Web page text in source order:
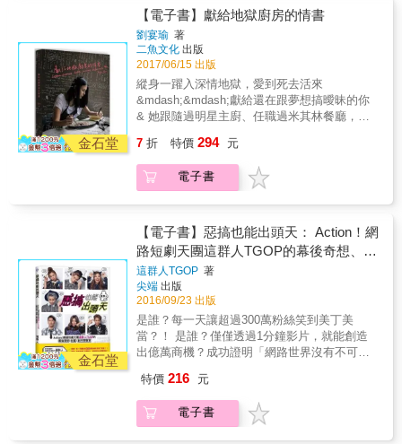
影響力，讓他人因我們的存在而生活有所改
善。李康瑞長期關注社會慈善，支持 NU SKIN
善的力量各項公益活動、捐贈救災車輛協助偏
鄉救護、甚至遠至非洲援助貧困的馬拉威孩
童。他在臉書也幾乎每天直播，希望能傳達一
些善意的正向能量給社會，以熱情與溫暖成就
自己與他人的幸福。 & 改變自我，逆轉人生 每
一篇文章皆以「康瑞格言」作為開頭，以作者
的親身經歷和身邊朋友的故事，告訴讀者人生
奮鬥的路上並不孤單，因為作者也是這樣一步
步克服難關走過來的。藉由信念的力量「從
心」改變自我，以及成交的方法技巧，搭配踏
實的行動力，每個人都能逆轉人生！
讚，人氣逐漸攀升，個人粉絲專頁目前擁有超
過145萬粉絲。 小A辣其實是男兒身。他在25歲
那年，因拍攝《惡搞翻唱有點甜 》唱歌影片，
用甜美模樣入鏡自拍唱歌，但開嗓卻是超粗又
低沉的男聲，因此紅到香港。2016年兩人合體
組團，共同研發拍攝搞笑短片坐擁網紅一哥寶
座。也在今年金鐘獎上，透過主持人吳宗憲一
聲勢水漲船高。 本書除了分享兩人的爆笑日
常，及網紅如何讓哏源源不絕產生？笑點如何
製造？還要透過林進與庄腳阿嬤、媽媽及哥哥
一家人的生活趣事及小A辣的參與互動，不只讓
辛酸故事。
藝！ 本書帶你一同直擊－－ 兩個「無3小」，
到底要「講3小？」、以及帶你「看3小？」 一
個來自雲林的庄腳囝仔：林進 一個比女人還美
的偽娘網紅：小A辣 首次分享讓人生逆轉勝的
－－「小時候」‧「小劇場」‧「小人物」！ 帶你
直擊兩個平凡的大男孩，如何能成為台灣家喻
戶曉、比明星還紅的百萬網紅，成功變身超級
「吸金機」？一同見證他們如何透過無3小的經
歷，成就「看3小」的人氣！ ◎誰是林進，小A
了！！！） 以拍攝搞笑網路影片爆紅，強哏不
斷的林進，當年因颱風天在家拍影片自娛娛
人，玩對嘴軟體唱歌搭配誇張的肢體動作，沒
靜的阿嬤和媽媽，影片在短短2天超過8萬人按
讚，人氣逐漸攀升，個人粉絲專頁目前擁有超
過145萬粉絲。 小A辣其實是男兒身。他在25歲
那年，因拍攝《惡搞翻唱有點甜 》唱歌影片，
用甜美模樣入鏡自拍唱歌，但開嗓卻是超粗又
低沉的男聲，因此紅到香港。2016年兩人合體
組團，共同研發拍攝搞笑短片坐擁網紅一哥寶
座。也在今年金鐘獎上，透過主持人吳宗憲一
聲勢水漲船高。 本書除了分享兩人的爆笑日
常，及網紅如何讓哏源源不絕產生？笑點如何
製造？還要透過林進與庄腳阿嬤、媽媽及哥哥
金石堂
【電子書】獻給地獄廚房的情書
劉宴瑜 著
二魚文化 出版
2017/06/15 出版
縱身一躍入深情地獄，愛到死去活來
&mdash;&mdash;獻給還在跟夢想搞曖昧的你
& 她跟隨過明星主廚、任職過米其林餐廳，以
職」完全是兩碼子事。她說：「如果你尋求的
是那種無憂無慮的美食書籍，大概翻錯書了。
我能分享的，是對喜愛事物的熱誠與偏執，跟
決心當個專業廚師。首先到義大利托斯卡尼學
藝，學成後飛到大城市倫敦工作，前後任職於
幾位歐洲名廚的餐廳內場&hellip;&hellip;。所有
光鮮亮麗的名詞下都是血汗淚（混雜著一點點
麵粉），真實人生的廚房工作比電視節目還兇
殘，但既已踏上名為夢土的地獄，就要義無返
顧地深情。任主廚打罵也好，任奧客凌遲的也
罷，一有空檔她就蹲在廚房角落，邊舔舐傷口
邊掏出筆記本，含淚寫下這一封封獻給地獄廚
房的情書。 & 本書特色 & ★ 史上最提神飲食
闖進歐洲大廚房：23則幽默殘暴的廚師學徒筆
記 Ｘ 23道神韻準確的義菜食譜
7 折 特價 294 元
電子書
金石堂
【電子書】惡搞也能出頭天： Action！網
路短劇天團這群人TGOP的幕後奇想、技
藝、創作實驗室
這群人TGOP 著
尖端 出版
2016/09/23 出版
是誰？每一天讓超過300萬粉絲笑到美丁美
當？！ 是誰？僅僅透過1分鐘影片，就能創造
出億萬商機？成功證明「網路世界沒有不可
出電影《我的少女時代》、《銷售奇姬》的茵
聲、展榮、展瑞 他們是透過《我要看陰地》、
《淡定的最高境界》、《學尬乾那塞》成功累
特價 216 元
電子書